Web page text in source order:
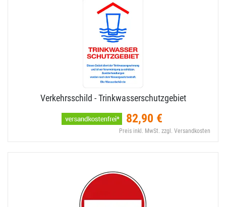
Verkehrsschild - Trinkwasserschutzgebiet
82,90 €
Preis inkl. MwSt. zzgl. Versandkosten